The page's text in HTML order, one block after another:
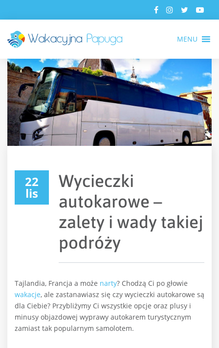
MENU
22
lis
Wycieczki
autokarowe –
zalety i wady takiej
podróży
Tajlandia, Francja a może narty? Chodzą Ci po głowie
wakacje, ale zastanawiasz się czy wycieczki autokarowe są
dla Ciebie? Przybliżymy Ci wszystkie opcje oraz plusy i
minusy objazdowej wyprawy autokarem turystycznym
zamiast tak popularnym samolotem.